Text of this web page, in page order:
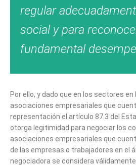
regular
social y para
fundamental
Por ello, y dado que en los sectores
asociaciones empresariales que
representación el artículo 87.3 del
otorga legitimidad para negociar los
asociaciones empresariales que
de las empresas o trabajadores en el
negociadora se considera